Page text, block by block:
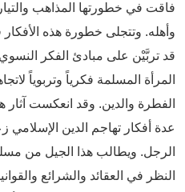
فاقت في خطورتها المذاهب
وأهله. وتتجلى خطورة هذه
قد تربَّيْن على مبادئ الفكر
المرأة المسلمة فكرياً وتربوياً
الفطرة والدين. وقد انعكست
عدة أفكار تهاجم الدين الإسلامي
الرجل. ويطالب هذا الجيل من
النظر في العقائد والشرائع